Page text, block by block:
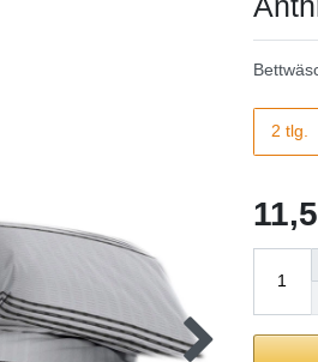
2 tlg.